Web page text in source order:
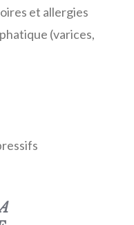
et allergies
(varices,